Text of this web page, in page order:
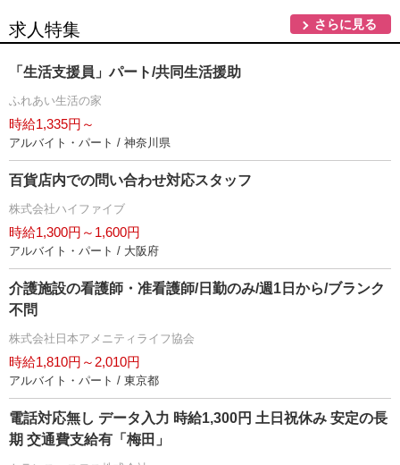
求人特集 さらに見る
「生活支援員」パート/共同生活援助
ふれあい生活の家
時給1,335円～
アルバイト・パート / 神奈川県
百貨店内での問い合わせ対応スタッフ
株式会社ハイファイブ
時給1,300円～1,600円
アルバイト・パート / 大阪府
介護施設の看護師・准看護師/日勤のみ/週1日から/ブランク
不問
株式会社日本アメニティライフ協会
時給1,810円～2,010円
アルバイト・パート / 東京都
電話対応無し データ入力 時給1,300円 土日祝休み 安定の長
期 交通費支給有「梅田」